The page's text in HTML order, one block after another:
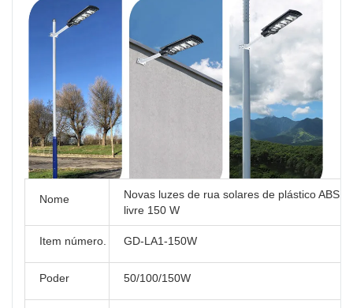
Nome
Novas luzes de rua solares de plástico ABS
livre 150 W
Item número. GD-LA1-150W
Poder 50/100/150W